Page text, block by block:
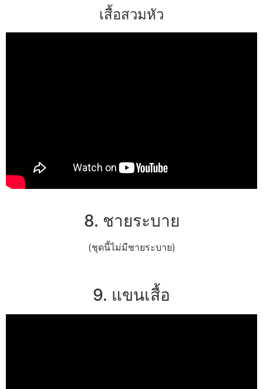
เสื้อสวมหัว
8. ชายระบาย
(ชุดนี้ไม่มีชายระบาย)
9. แขนเสื้อ